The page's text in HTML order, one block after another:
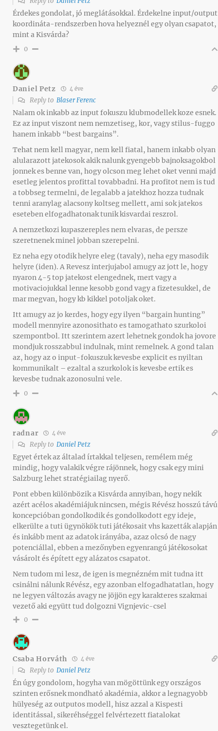
Érdekes gondolat, jó meglátásokkal. Érdekelne input/output
koordináta-rendszerben hova helyeznél egy olyan csapatot,
mint a Kisvárda?
0
Daniel Petz 4 éve
Reply to Blaser Ferenc
Nalam ok inkabb az input fokuszu klubmodellek koze esnek.
Ez az input viszont nem nemzetiseg, kor, vagy stilus-fuggo
hanem inkabb “best bargains”.
Tehat nem kell magyar, nem kell fiatal, hanem inkabb olyan
alularazott jatekosok akik nalunk gyengebb bajnoksagokbol
jonnek es benne van, hogy olcson meg lehet oket venni majd
esetleg jelentos profittal tovabbadni. Ha profitot nem is tud
a tobbseg termelni, de legalabb a jatekhoz hozza tudnak
tenni aranylag alacsony koltseg mellett, ami sok jatekos
eseteben elfogadhatonak tunik kisvardai reszrol.
A nemzetkozi kupaszereples nem elvaras, de persze
szeretnenek minel jobban szerepelni.
Ez neha egy otodik helyre eleg (tavaly), neha egy masodik
helyre (iden). A Revesz interjujabol amugy az jott le, hogy
nyaron 4-5 top jatekost elengednek, mert vagy a
motivaciojukkal lenne kesobb gond vagy a fizetesukkel, de
mar megvan, hogy kb kikkel potoljak oket.
Itt amugy az jo kerdes, hogy egy ilyen “bargain hunting”
modell mennyire azonosithato es tamogathato szurkoloi
szempontbol. Itt szerintem azert lehetnek gondok ha jovore
mondjuk rosszabbul indulnak, mint remelnek. A gond talan
az, hogy az o input-fokuszuk kevesbe explicit es nyiltan
kommunikalt – ezaltal a szurkolok is kevesbe ertik es
kevesbe tudnak azonosulni vele.
0
radnar 4 éve
Reply to Daniel Petz
Egyet értek az általad írtakkal teljesen, remélem még
mindig, hogy valakik végre rájönnek, hogy csak egy mini
Salzburg lehet stratégiailag nyerő.
Pont ebben különbözik a Kisvárda annyiban, hogy nekik
azért acélos akadémiájuk nincsen, mégis Révész hosszú távú
koncepcióban gondolkodik és gondolkodott egy ideje,
elkerülte a tuti ügynökök tuti játékosait vhs kazetták alapján
és inkább ment az adatok irányába, azaz olcsó de nagy
potenciállal, ebben a mezőnyben egyenrangú játékosokat
vásárolt és épített egy alázatos csapatot.
Nem tudom mi lesz, de igen is megnézném mit tudna itt
csinálni nálunk Révész, egy azonban elfogadhatatlan, hogy
ne legyen változás avagy ne jöjjön egy karakteres szakmai
vezető aki együtt tud dolgozni Vignjevic-csel
0
Csaba Horváth 4 éve
Reply to Daniel Petz
Én úgy gondolom, hogyha van mögöttünk egy országos
szinten erősnek mondható akadémia, akkor a legnagyobb
hülyeség az outputos modell, hisz azzal a Kispesti
identitással, sikeréhséggel felvértezett fiatalokat
vesztegetünk el.